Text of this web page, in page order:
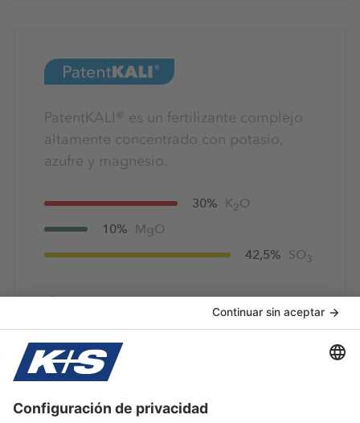
PatentKALI® es un fertilizante complejo
altamente concentrado con potasio,
azufre y magnesio.
30% K2O
10%
MgO
42,5% SO3